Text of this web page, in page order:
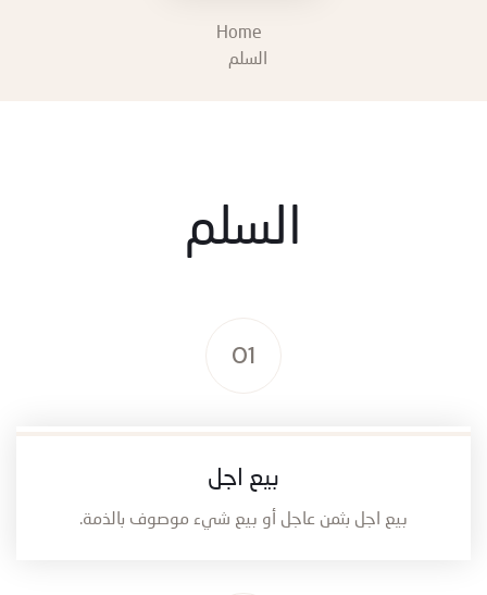
Home
السلم
السلم
01
بيع اجل
بيع اجل بثمن عاجل أو بيع شيء موصوف بالذمة.